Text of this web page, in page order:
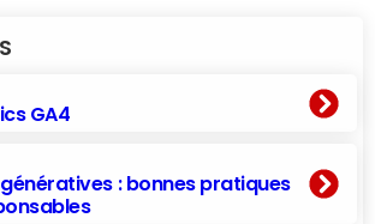
GA4
génératives : bonnes pratiques